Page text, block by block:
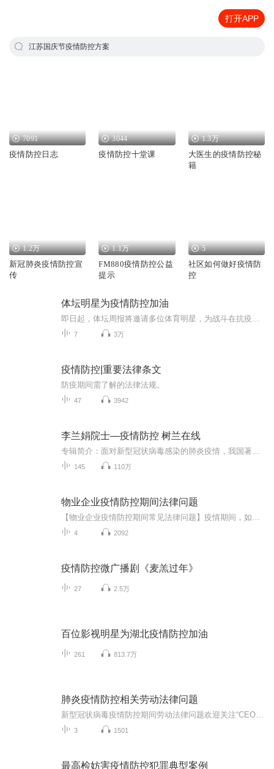
打开APP
江苏国庆节疫情防控方案
7091
疫情防控日志
3044
疫情防控十堂课
1.3万
大医生的疫情防控秘
籍
1.2万
新冠肺炎疫情防控宣
传
1.1万
FM880疫情防控公益
提示
5
社区如何做好疫情防
控
体坛明星为疫情防控加油
7 3万
疫情防控|重要法律条文
防疫期间需了解的法律法规。
47 3942
李兰娟院士—疫情防控 树兰在线
145 110万
物业企业疫情防控期间法律问题
4 2092
疫情防控微广播剧《麦羔过年》
27 2.5万
百位影视明星为湖北疫情防控加油
261 813.7万
肺炎疫情防控相关劳动法律问题
3 1501
最高检妨害疫情防控犯罪典型案例